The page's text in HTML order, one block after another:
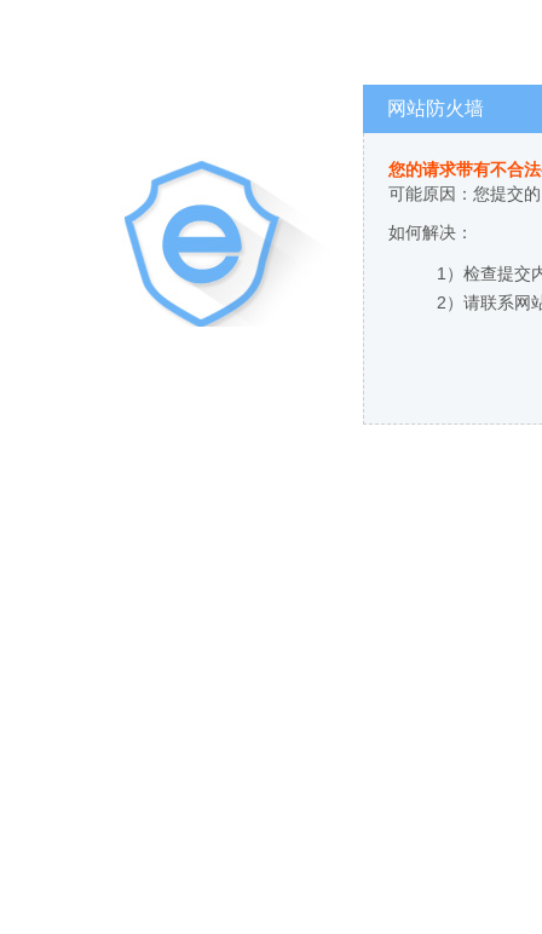
网站防火墙
您的请求带有不合
可能原因：您提交
如何解决：
1）检查提交
2）请联系网